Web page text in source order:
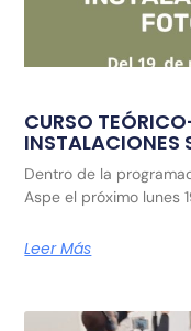
CURSO
INSTALACIONES
Dentro de la
Aspe el próximo lunes
Leer Más